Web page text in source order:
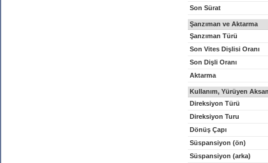
Son Sürat
Şanzıman ve Aktarma
Şanzıman Türü
Son Vites Dişlisi Oranı
Son Dişli Oranı
Aktarma
Kullanım, Yürüyen
Direksiyon Türü
Direksiyon Turu
Dönüş Çapı
Süspansiyon (ön)
Süspansiyon (arka)